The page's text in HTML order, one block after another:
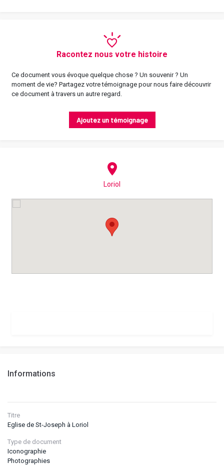
Informations
Titre
Eglise de St-Joseph à Loriol
Type de document
Iconographie
Photographies
Racontez nous votre histoire
Ce document vous évoque quelque chose ? Un souvenir ? Un
moment de vie? Partagez votre témoignage pour nous faire découvrir
ce document à travers un autre regard.
Ajoutez un témoignage
Loriol